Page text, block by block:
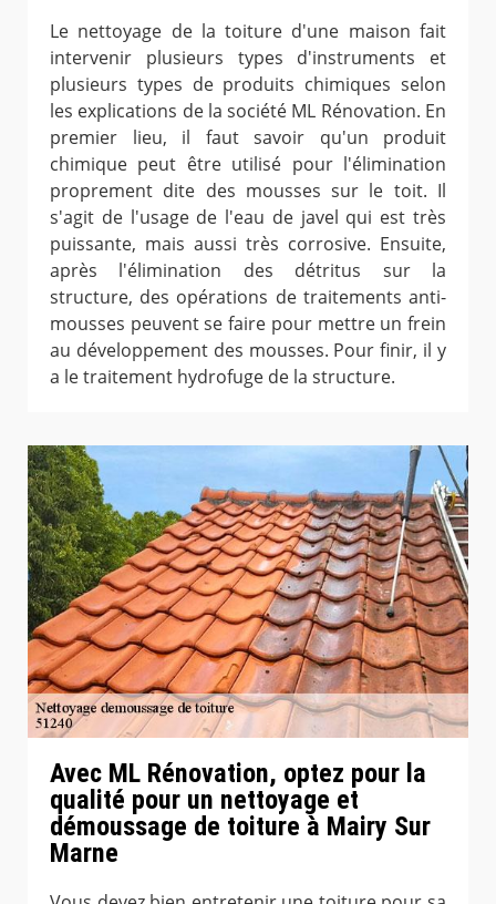
Le nettoyage de la toiture d'une maison fait
intervenir plusieurs types d'instruments et
plusieurs types de produits chimiques selon
les explications de la société ML Rénovation. En
premier lieu, il faut savoir qu'un produit
chimique peut être utilisé pour l'élimination
proprement dite des mousses sur le toit. Il
s'agit de l'usage de l'eau de javel qui est très
puissante, mais aussi très corrosive. Ensuite,
après l'élimination des détritus sur la
structure, des opérations de traitements anti-
mousses peuvent se faire pour mettre un frein
au développement des mousses. Pour finir, il y
a le traitement hydrofuge de la structure.
Avec ML Rénovation, optez pour la
qualité pour un nettoyage et
démoussage de toiture à Mairy Sur
Marne